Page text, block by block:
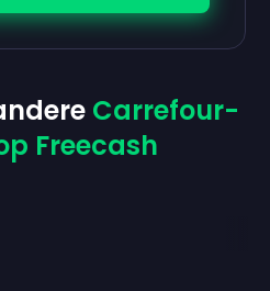
Carrefour-
Freecash